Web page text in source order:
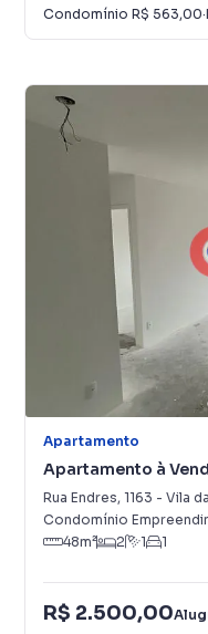
Condomínio R$ 563,00·
Apartamento
Apartamento à
Bandeiras
Rua Endres, 1163 - Vila
Condomínio
48m² 2 1 1
R$ 2.500,00